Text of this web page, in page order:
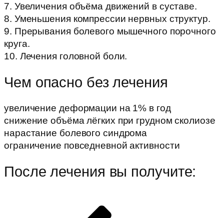
7. Увеличения объёма движений в суставе.
8. Уменьшения компрессии нервных структур.
9. Прерывания болевого мышечного порочного
круга.
10. Лечения головной боли.
Чем опасно без лечения
увеличение деформации на 1% в год
снижение объёма лёгких при грудном сколиозе
нарастание болевого синдрома
ограничение повседневной активности
После лечения вы получите: